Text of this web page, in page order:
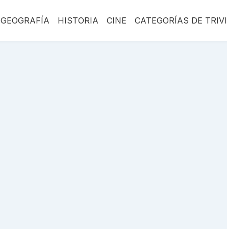
GEOGRAFÍA HISTORIA CINE CATEGORÍAS DE